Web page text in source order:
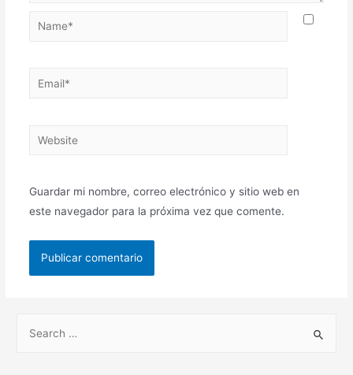
Guardar mi nombre, correo electrónico y sitio web en
este navegador para la próxima vez que comente.